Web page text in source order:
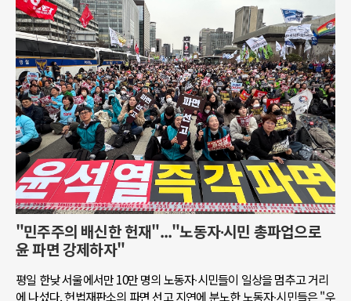
"민주주의 배신한 헌재"..."노동자∙시민 총파업으로
윤 파면 강제하자"
평일 한낮 서울에서만 10만 명의 노동자∙시민들이 일상을 멈추고 거리
에 나섰다. 헌법재판소의 파면 선고 지연에 분노한 노동자∙시민들은 "우